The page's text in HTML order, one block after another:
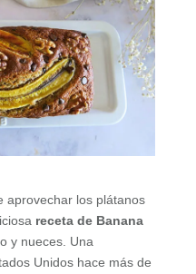
aprovechar los plátanos
receta de Banana
y nueces. Una
Unidos hace más de